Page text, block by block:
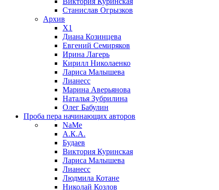
Станислав Огрызков
Архив
X1
Диана Козинцева
Евгений Семиряков
Ирина Лагерь
Кирилл Николаенко
Лариса Малышева
Лианесс
Марина Аверьянова
Наталья Зубрилина
Олег Бабулин
Проба пера начинающих авторов
NaMe
А.К.А.
Будаев
Виктория Куринская
Лариса Малышева
Лианесс
Людмила Котане
Николай Козлов